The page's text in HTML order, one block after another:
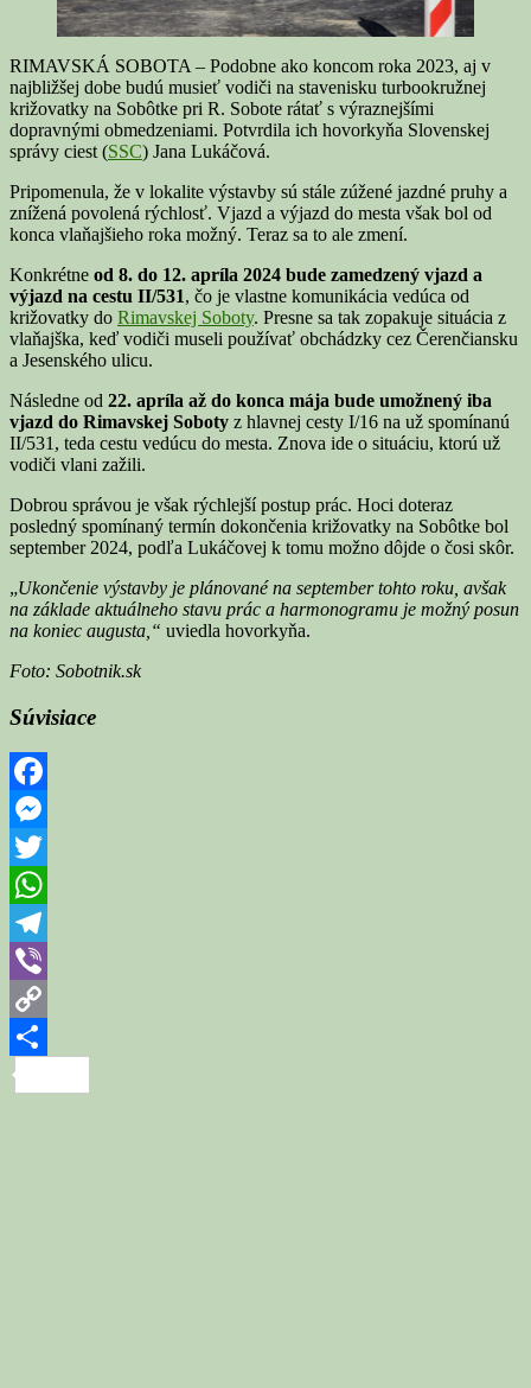
RIMAVSKÁ SOBOTA – Podobne ako koncom roka 2023, aj v
najbližšej dobe budú musieť vodiči na stavenisku turbookružnej
križovatky na Sobôtke pri R. Sobote rátať s výraznejšími
dopravnými obmedzeniami. Potvrdila ich hovorkyňa Slovenskej
správy ciest (SSC) Jana Lukáčová.
Pripomenula, že v lokalite výstavby sú stále zúžené jazdné pruhy a
znížená povolená rýchlosť. Vjazd a výjazd do mesta však bol od
konca vlaňajšieho roka možný. Teraz sa to ale zmení.
Konkrétne od 8. do 12. apríla 2024 bude zamedzený vjazd a
výjazd na cestu II/531, čo je vlastne komunikácia vedúca od
križovatky do Rimavskej Soboty. Presne sa tak zopakuje situácia z
vlaňajška, keď vodiči museli používať obchádzky cez Čerenčiansku
a Jesenského ulicu.
Následne od 22. apríla až do konca mája bude umožnený iba
vjazd do Rimavskej Soboty z hlavnej cesty I/16 na už spomínanú
II/531, teda cestu vedúcu do mesta. Znova ide o situáciu, ktorú už
vodiči vlani zažili.
Dobrou správou je však rýchlejší postup prác. Hoci doteraz
posledný spomínaný termín dokončenia križovatky na Sobôtke bol
september 2024, podľa Lukáčovej k tomu možno dôjde o čosi skôr.
„Ukončenie výstavby je plánované na september tohto roku, avšak
na základe aktuálneho stavu prác a harmonogramu je možný posun
na koniec augusta,“ uviedla hovorkyňa.
Foto: Sobotnik.sk
Súvisiace
Facebook
Messenger
Twitter
WhatsApp
Telegram
Viber
Copy
Link